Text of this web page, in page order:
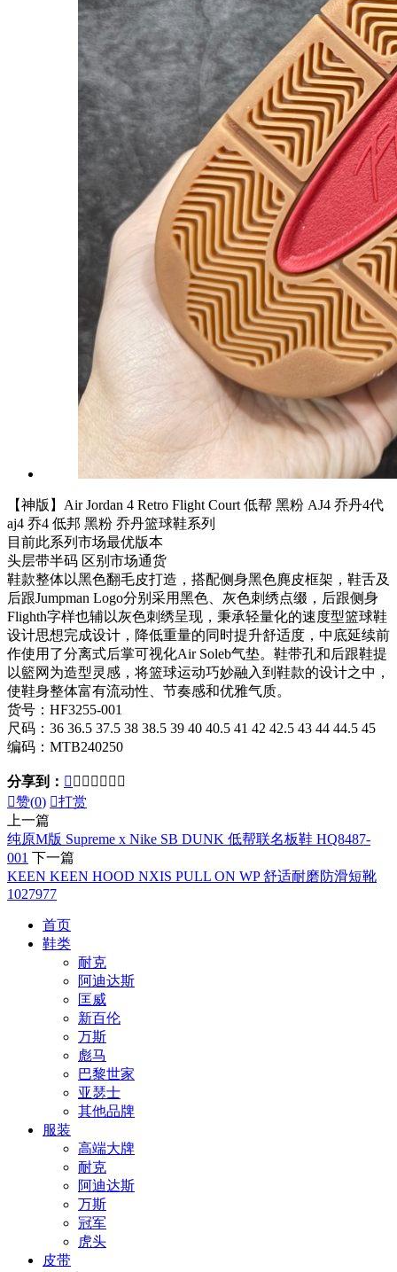
【神版】Air Jordan 4 Retro Flight Court 低帮 黑粉 AJ4 乔丹4代
aj4 乔4 低邦 黑粉 乔丹篮球鞋系列
目前此系列市场最优版本
头层带半码 区别市场通货
鞋款整体以黑色翻毛皮打造，搭配侧身黑色麂皮框架，鞋舌及
后跟Jumpman Logo分别采用黑色、灰色刺绣点缀，后跟侧身
Flighth字样也辅以灰色刺绣呈现，秉承轻量化的速度型篮球鞋
设计思想完成设计，降低重量的同时提升舒适度，中底延续前
作使用了分离式后掌可视化Air Soleb气垫。鞋带孔和后跟鞋提
以籃网为造型灵感，将篮球运动巧妙融入到鞋款的设计之中，
使鞋身整体富有流动性、节奏感和优雅气质。
货号：HF3255-001
尺码：36 36.5 37.5 38 38.5 39 40 40.5 41 42 42.5 43 44 44.5 45
编码：MTB240250
分享到：       
赞(0) 打赏
上一篇
纯原M版 Supreme x Nike SB DUNK 低帮联名板鞋 HQ8487-
001 下一篇
KEEN KEEN HOOD NXIS PULL ON WP 舒适耐磨防滑短靴
1027977
首页
鞋类
耐克
阿迪达斯
匡威
新百伦
万斯
彪马
巴黎世家
亚瑟士
其他品牌
服装
高端大牌
耐克
阿迪达斯
万斯
冠军
虎头
皮带